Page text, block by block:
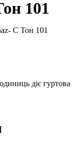
101
C Тон 101
діє гуртова